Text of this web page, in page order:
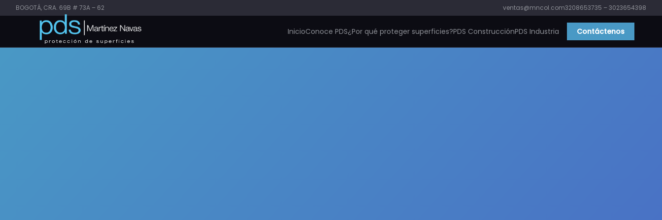
BOGOTÁ, CRA. 69B # 73A – 62 ventas@mncol.com3208653735 – 3023654398
InicioConoce PDS¿Por qué proteger superficies?PDS ConstrucciónPDS Industria Contáctenos